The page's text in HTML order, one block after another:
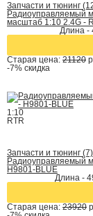
Запчасти и тюнинг
Радиоуправляемый
масштаб 1:10 2.4G -
Длина -
Старая цена: 21120
-7% скидка
1:10
RTR
Запчасти и тюнинг (7)
Радиоуправляемый
H9801-BLUE
Длина -
Старая цена: 23920